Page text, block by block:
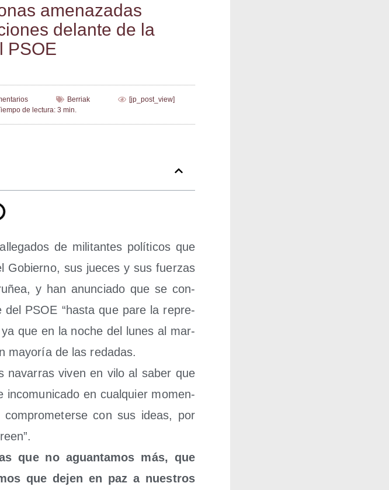
ame­na­za­das
delan­te de la
PSOE
Berriak
[jp_post_view]
de lectura: 3 min.
de mili­tan­tes polí­ti­cos que
Gobierno, sus jue­ces y sus fuer­zas
y han anun­cia­do que se con­
PSOE “has­ta que pare la repre­
que en la noche del lunes al mar­
mayo­ría de las redadas.
nava­rras viven en vilo al saber que
inco­mu­ni­ca­do en cual­quier momen­
con sus ideas, por
que no aguan­ta­mos más, que
que dejen en paz a nues­tros